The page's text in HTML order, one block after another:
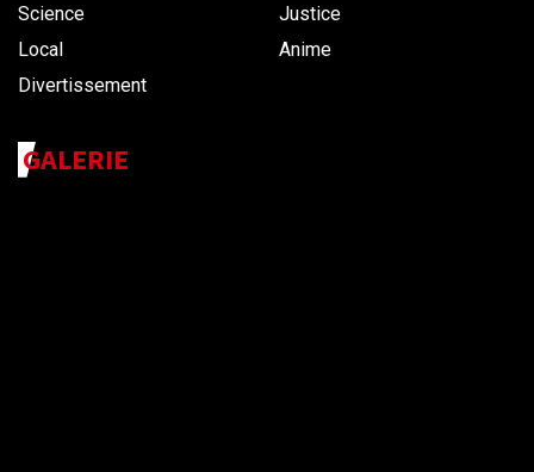
Science
Justice
Local
Anime
Divertissement
GALERIE